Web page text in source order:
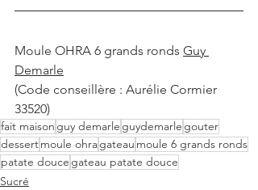
Moule OHRA 6 grands ronds Guy
Demarle
(Code conseillère : Aurélie Cormier
33520)
fait maison guy demarle guydemarle gouter
dessertmoule ohragateau moule 6 grands ronds
patate douce gateau patate douce
Sucré